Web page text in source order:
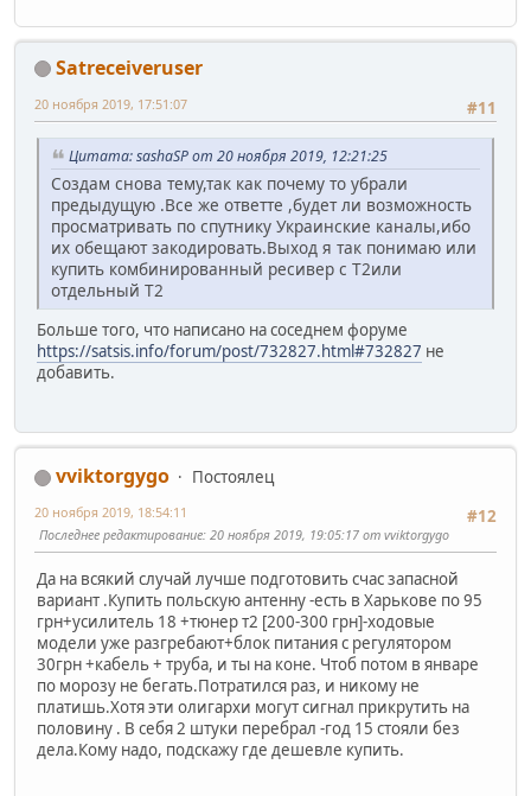
Satreceiveruser
#11
20 ноября 2019, 17:51:07
Цитата: sashaSP от 20 ноября 2019, 12:21:25
Создам снова тему,так как почему то убрали
предыдущую .Все же ответте ,будет ли возможность
просматривать по спутнику Украинские каналы,ибо
их обещают закодировать.Выход я так понимаю или
купить комбинированный ресивер с Т2или
отдельный Т2
Больше того, что написано на соседнем форуме
https://satsis.info/forum/post/732827.html#732827 не
добавить.
vviktorgygo
Постоялец
#12
20 ноября 2019, 18:54:11
Последнее редактирование: 20 ноября 2019, 19:05:17 от vviktorgygo
Да на всякий случай лучше подготовить счас запасной
вариант .Купить польскую антенну -есть в Харькове по 95
грн+усилитель 18 +тюнер т2 [200-300 грн]-ходовые
модели уже разгребают+блок питания с регулятором
30грн +кабель + труба, и ты на коне. Чтоб потом в январе
по морозу не бегать.Потратился раз, и никому не
платишь.Хотя эти олигархи могут сигнал прикрутить на
половину . В себя 2 штуки перебрал -год 15 стояли без
дела.Кому надо, подскажу где дешевле купить.